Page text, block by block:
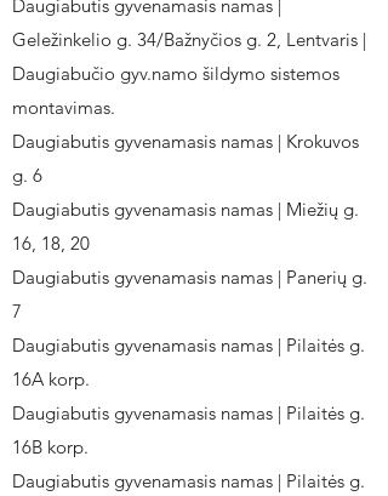
Daugiabutis gyvenamasis namas |
Geležinkelio g. 34/Bažnyčios g. 2, Lentvaris |
Daugiabučio gyv.namo šildymo sistemos
montavimas.
Daugiabutis gyvenamasis namas | Krokuvos
g. 6
Daugiabutis gyvenamasis namas | Miežių g.
16, 18, 20
Daugiabutis gyvenamasis namas | Panerių g.
7
Daugiabutis gyvenamasis namas | Pilaitės g.
16A korp.
Daugiabutis gyvenamasis namas | Pilaitės g.
16B korp.
Daugiabutis gyvenamasis namas | Pilaitės g.